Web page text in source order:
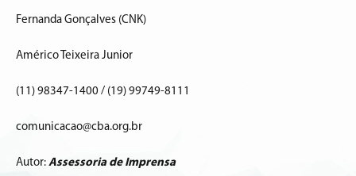
Fernanda Gonçalves (CNK)
Américo Teixeira Junior
(11) 98347-1400 / (19) 99749-8111
comunicacao@cba.org.br
Autor: Assessoria de Imprensa